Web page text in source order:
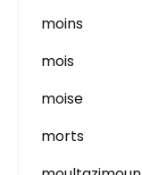
moins
mois
moise
morts